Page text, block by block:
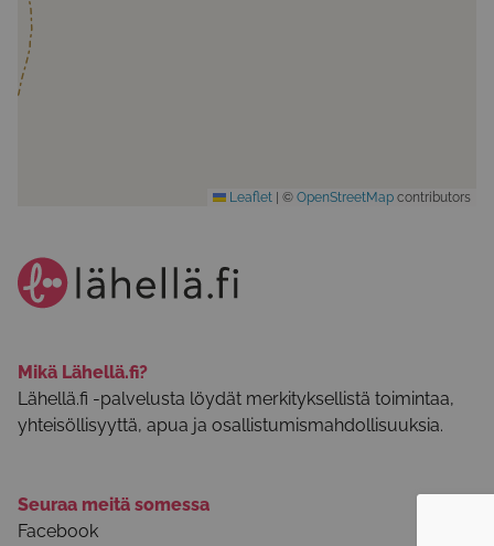
Leaflet © OpenStreetMap contributors
Mikä Lähellä.fi?
Lähellä.fi -palvelusta löydät merkityksellistä toimintaa,
yhteisöllisyyttä, apua ja osallistumismahdollisuuksia.
Seuraa meitä somessa
Facebook